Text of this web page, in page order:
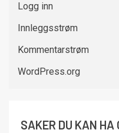
Logg inn
Innleggsstrøm
Kommentarstrøm
WordPress.org
SAKER DU KAN HA